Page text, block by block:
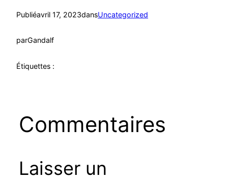
Publiéavril 17, 2023dansUncategorized
parGandalf
Étiquettes :
Commentaires
Laisser un